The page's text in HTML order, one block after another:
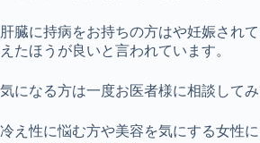
肝臓に持病をお持ちの方はや妊娠され
えたほうが良いと言われています。
気になる方は一度お医者様に相談してみ
冷え性に悩む方や美容を気にする女性